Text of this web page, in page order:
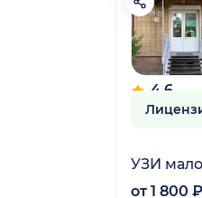
4.6
84 отзыва
УЗИ
от 1 800 ₽